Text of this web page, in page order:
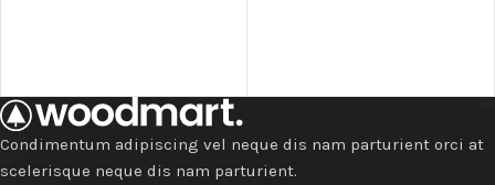
Condimentum adipiscing vel neque dis nam parturient orci at
scelerisque neque dis nam parturient.